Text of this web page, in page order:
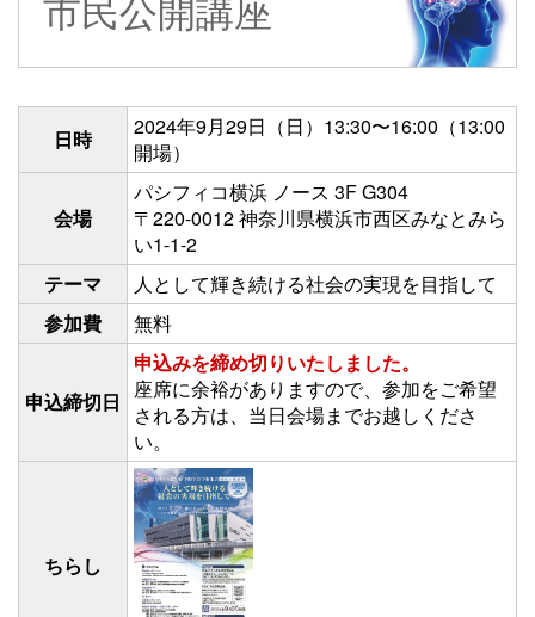
日時
2024年9月29日（日）13:30〜16:00（13:00
開場）
会場
パシフィコ横浜 ノース 3F G304
〒220-0012 神奈川県横浜市西区みなとみら
い1-1-2
テーマ
人として輝き続ける社会の実現を目指して
参加費
無料
申込締切日
申込みを締め切りいたしました。
座席に余裕がありますので、参加をご希望
される方は、当日会場までお越しくださ
い。
ちらし